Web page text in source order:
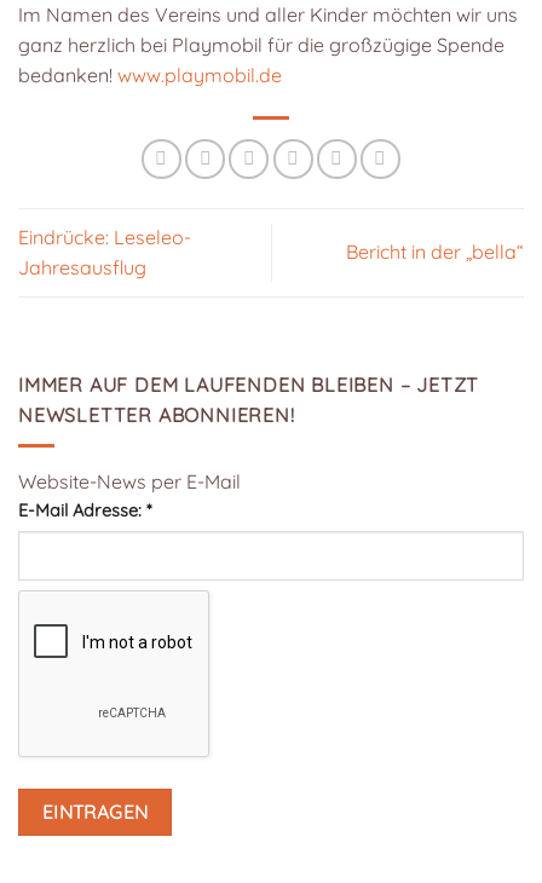
Im Namen des Vereins und aller Kinder möchten wir uns
ganz herzlich bei Playmobil für die großzügige Spende
bedanken! www.playmobil.de
Eindrücke: Leseleo-
Jahresausflug
Bericht in der „bella“
IMMER AUF DEM LAUFENDEN BLEIBEN – JETZT
NEWSLETTER ABONNIEREN!
Website-News per E-Mail
E-Mail Adresse: *